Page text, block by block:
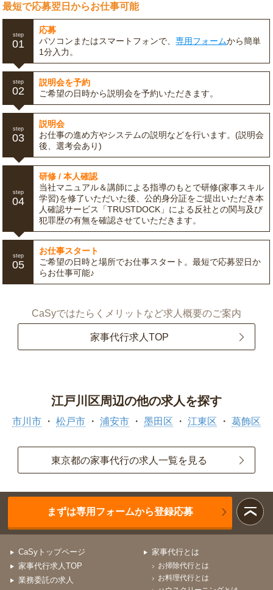
最短で応募翌日からお仕事可能
step
01
応募
パソコンまたはスマートフォンで、専用フォームから簡単
1分入力。
step
02
説明会を予約
ご希望の日時から説明会を予約いただきます。
step
03
説明会
お仕事の進め方やシステムの説明などを行います。(説明会
後、選考会あり)
step
04
研修 / 本人確認
当社マニュアル＆講師による指導のもとで研修(家事スキル
学習)を修了いただいた後、公的身分証をご提出いただき本
人確認サービス「TRUSTDOCK」による反社との関与及び
犯罪歴の有無を確認させていただきます。
step
05
お仕事スタート
ご希望の日時と場所でお仕事スタート。最短で応募翌日か
らお仕事可能♪
CaSyではたらくメリットなど求人概要のご案内
家事代行求人TOP
江戸川区周辺の他の求人を探す
市川市 松戸市 浦安市 墨田区 江東区 葛飾区
東京都の家事代行の求人一覧を見る
まずは専用フォームから登録応募
CaSyトップページ
家事代行求人TOP
業務委託の求人
家事代行とは
お掃除代行とは
お料理代行とは